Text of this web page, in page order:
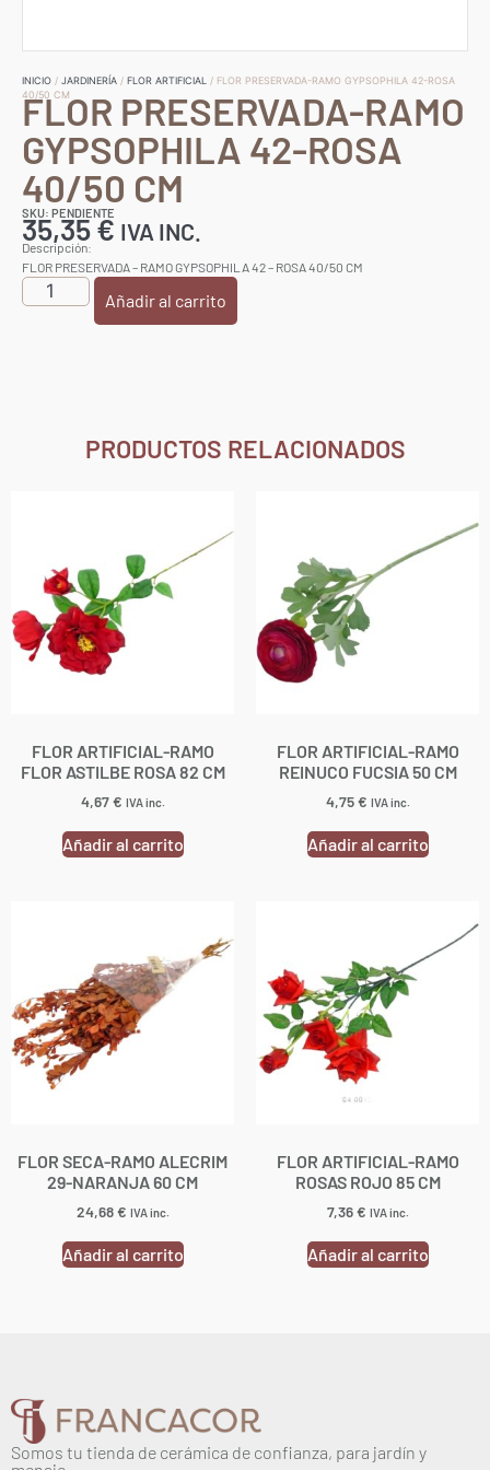
INICIO / JARDINERÍA / FLOR ARTIFICIAL
/ FLOR PRESERVADA-RAMO GYPSOPHILA 42-ROSA
40/50 CM
FLOR PRESERVADA-RAMO
GYPSOPHILA 42-ROSA
40/50 CM
SKU: PENDIENTE
35,35€ IVA INC.
Descripción:
FLOR PRESERVADA – RAMO GYPSOPHILA 42 – ROSA 40/50 CM
Añadir al carrito
PRODUCTOS RELACIONADOS
FLOR ARTIFICIAL-RAMO
FLOR ASTILBE ROSA 82 CM
4,67€ IVA inc.
Añadir al carrito
FLOR ARTIFICIAL-RAMO
REINUCO FUCSIA 50 CM
4,75€ IVA inc.
Añadir al carrito
FLOR SECA-RAMO ALECRIM
29-NARANJA 60 CM
24,68€ IVA inc.
Añadir al carrito
FLOR ARTIFICIAL-RAMO
ROSAS ROJO 85 CM
7,36€ IVA inc.
Añadir al carrito
Somos tu tienda de cerámica de confianza, para jardín y